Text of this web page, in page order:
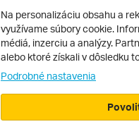
Na personalizáciu obsahu a
využívame súbory cookie.
médiá, inzerciu a analýzy.
alebo ktoré získali v dôsledku
Podrobné nastavenia